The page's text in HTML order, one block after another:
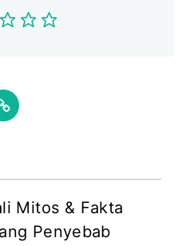
Mitos & Fakta
Penyebab